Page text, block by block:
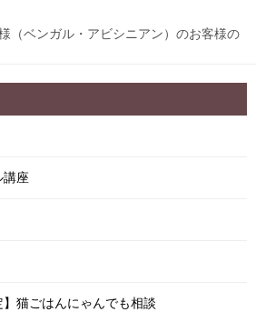
（ベンガル・アビシニアン）のお客様の
講座
】猫ごはんにゃんでも相談